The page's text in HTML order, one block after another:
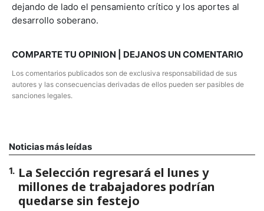
dejando de lado el pensamiento crítico y los aportes al
desarrollo soberano.
COMPARTE TU OPINION | DEJANOS UN COMENTARIO
Los comentarios publicados son de exclusiva responsabilidad de sus
autores y las consecuencias derivadas de ellos pueden ser pasibles de
sanciones legales.
Noticias más leídas
1. La Selección regresará el lunes y
millones de trabajadores podrían
quedarse sin festejo